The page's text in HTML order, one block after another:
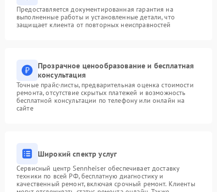
Предоставляется документированная гарантия на
выполненные работы и установленные детали, что
защищает клиента от повторных неисправностей
Прозрачное ценообразование и бесплатная
консультация
Точные прайс-листы, предварительная оценка стоимости
ремонта, отсутствие скрытых платежей и возможность
бесплатной консультации по телефону или онлайн на
сайте
Широкий спектр услуг
Сервисный центр Sennheiser обеспечивает доставку
техники по всей РФ, бесплатную диагностику и
качественный ремонт, включая срочный ремонт. Клиенты